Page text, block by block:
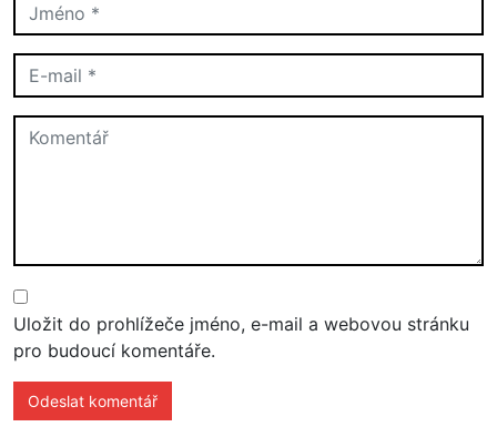
Uložit do prohlížeče jméno, e-mail a webovou stránku
pro budoucí komentáře.